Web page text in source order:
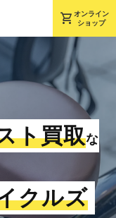
shopping_cart オンライン
ショップ
ト買取な
クルズ